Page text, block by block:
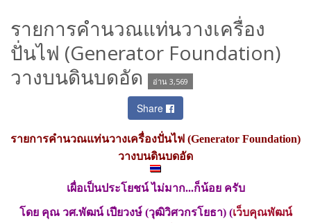
รายการคำนวณแท่นวางเครื่อง
ปั่นไฟ (Generator Foundation)
วางบนดินบดอัด
อ่าน 3,569
Share
รายการคำนวณแท่นวางเครื่องปั่นไฟ (Generator Foundation)
วางบนดินบดอัด
เผื่อเป็นประโยชน์ ไม่มาก...ก็น้อย ครับ
โดย คุณ วศ.พัฒน์ เปียวงษ์ (วุฒิวิศวกรโยธา) (เว็บคุณพัฒน์